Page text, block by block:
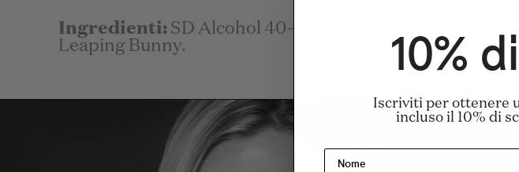
Ingredienti: SD Alcohol 40-B (Alcohol Denat.),
Leaping Bunny.
10%
Iscriviti per ottenere
incluso il 10% di